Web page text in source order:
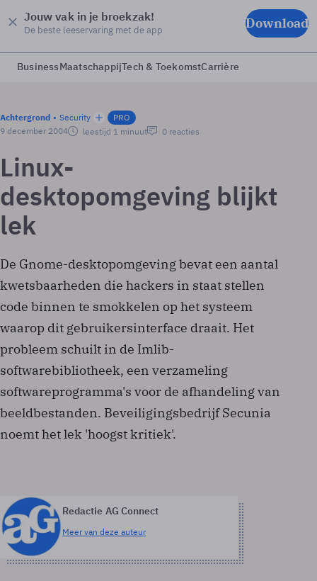
Jouw vak in je broekzak!
De beste leeservaring met de app Download
BusinessMaatschappijTech & ToekomstCarrière
Achtergrond Security
PRO
9 december 2004
leestijd 1 minuut 0 reacties
Linux-
desktopomgeving blijkt
lek
De Gnome-desktopomgeving bevat een aantal
kwetsbaarheden die hackers in staat stellen
code binnen te smokkelen op het systeem
waarop dit gebruikersinterface draait. Het
probleem schuilt in de Imlib-
softwarebibliotheek, een verzameling
softwareprogramma's voor de afhandeling van
beeldbestanden. Beveiligingsbedrijf Secunia
noemt het lek 'hoogst kritiek'.
Redactie AG Connect
Meer van deze auteur